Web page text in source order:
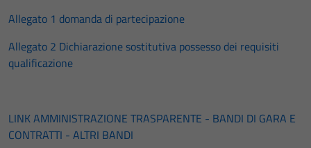
Allegato 1 domanda di partecipazione
Allegato 2 Dichiarazione sostitutiva possesso dei requisiti
qualificazione
LINK AMMINISTRAZIONE TRASPARENTE - BANDI DI GARA E
CONTRATTI - ALTRI BANDI